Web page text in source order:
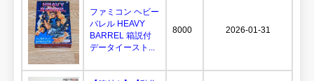
ファミコン ヘビー
バレル HEAVY
BARREL 箱説付
データイースト...
8000 2026-01-31